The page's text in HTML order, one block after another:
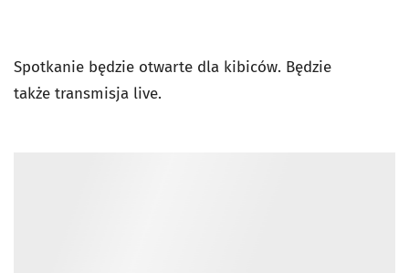
Spotkanie będzie otwarte dla kibiców. Będzie
także transmisja live.